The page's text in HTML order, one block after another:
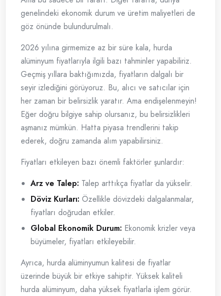
genelindeki ekonomik durum ve üretim maliyetleri de
göz önünde bulundurulmalı.
2026 yılına girmemize az bir süre kala, hurda
alüminyum fiyatlarıyla ilgili bazı tahminler yapabiliriz.
Geçmiş yıllara baktığımızda, fiyatların dalgalı bir
seyir izlediğini görüyoruz. Bu, alıcı ve satıcılar için
her zaman bir belirsizlik yaratır. Ama endişelenmeyin!
Eğer doğru bilgiye sahip olursanız, bu belirsizlikleri
aşmanız mümkün. Hatta piyasa trendlerini takip
ederek, doğru zamanda alım yapabilirsiniz.
Fiyatları etkileyen bazı önemli faktörler şunlardır:
Arz ve Talep: Talep arttıkça fiyatlar da yükselir.
Döviz Kurları: Özellikle dövizdeki dalgalanmalar,
fiyatları doğrudan etkiler.
Global Ekonomik Durum: Ekonomik krizler veya
büyümeler, fiyatları etkileyebilir.
Ayrıca, hurda alüminyumun kalitesi de fiyatlar
üzerinde büyük bir etkiye sahiptir. Yüksek kaliteli
hurda alüminyum, daha yüksek fiyatlarla işlem görür.